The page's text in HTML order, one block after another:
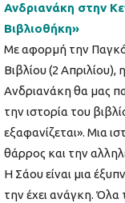
Ανδριανάκη στην
Βιβλιοθήκη»
Με αφορμή την
Βιβλίου (2
Ανδριανάκη θα μας
την ιστορία του
εξαφανίζεται». Μια
θάρρος και την
Η Σάου είναι μια
την έχει ανάγκη.